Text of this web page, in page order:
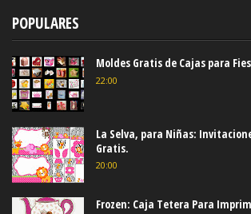
POPULARES
Moldes Gratis de Cajas para
22:00
La Selva, para Niñas:
Gratis.
20:00
Frozen: Caja Tetera Para